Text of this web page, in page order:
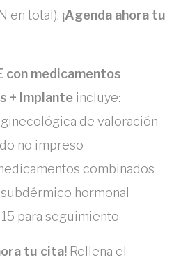
en total). ¡Agenda ahora tu
con medicamentos
+ Implante incluye:
ginecológica de valoración
no impreso
combinados
hormonal
15 para seguimiento
tu cita! Rellena el